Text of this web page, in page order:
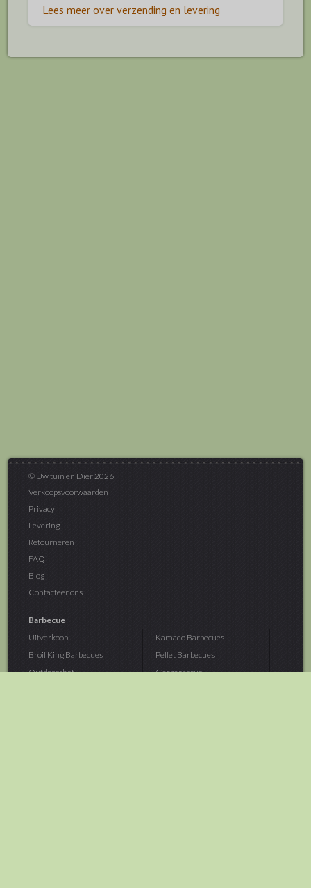
Lees meer over verzending en levering
© Uw tuin en Dier 2026
Verkoopsvoorwaarden
Privacy
Levering
Retourneren
FAQ
Blog
Contacteer ons
Barbecue
Uitverkoop...
Broil King Barbecues
Outdoorchef...
Kamado Barbecues
Pellet Barbecues
Gasbarbecue